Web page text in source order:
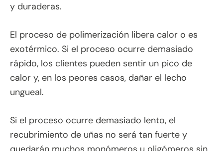
y duraderas.
El proceso de polimerización libera calor o es
exotérmico. Si el proceso ocurre demasiado
rápido, los clientes pueden sentir un pico de
calor y, en los peores casos, dañar el lecho
ungueal.
Si el proceso ocurre demasiado lento, el
recubrimiento de uñas no será tan fuerte y